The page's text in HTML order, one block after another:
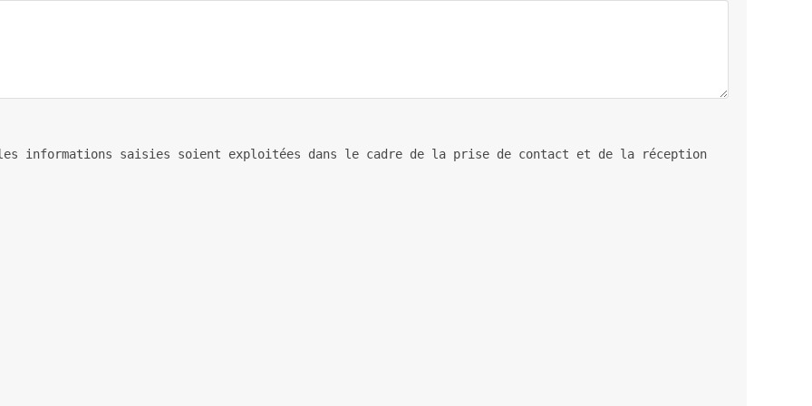
informations saisies soient exploitées dans le cadre de la prise de contact et de la réception